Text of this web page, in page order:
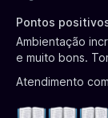
Pontos
Ambientação
e muito bons.
Atendimento